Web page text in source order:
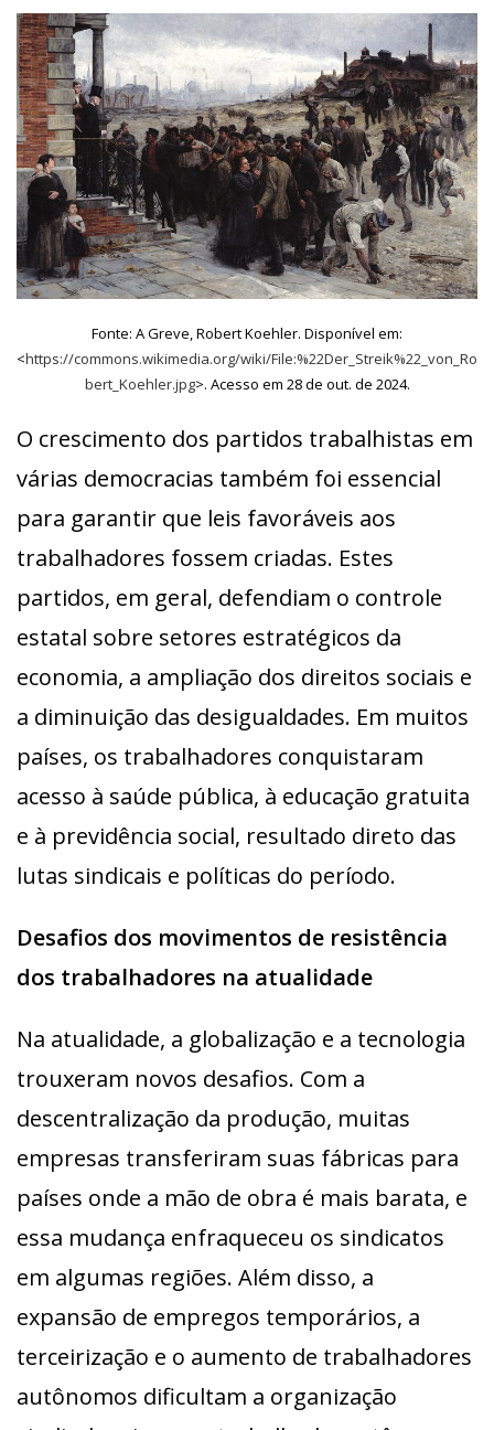
Fonte: A Greve, Robert Koehler. Disponível em:
<https://commons.wikimedia.org/wiki/File:%22Der_Streik%22_von_Ro
bert_Koehler.jpg>. Acesso em 28 de out. de 2024.
O crescimento dos partidos trabalhistas em
várias democracias também foi essencial
para garantir que leis favoráveis aos
trabalhadores fossem criadas. Estes
partidos, em geral, defendiam o controle
estatal sobre setores estratégicos da
economia, a ampliação dos direitos sociais e
a diminuição das desigualdades. Em muitos
países, os trabalhadores conquistaram
acesso à saúde pública, à educação gratuita
e à previdência social, resultado direto das
lutas sindicais e políticas do período.
Desafios dos movimentos de resistência
dos trabalhadores na atualidade
Na atualidade, a globalização e a tecnologia
trouxeram novos desafios. Com a
descentralização da produção, muitas
empresas transferiram suas fábricas para
países onde a mão de obra é mais barata, e
essa mudança enfraqueceu os sindicatos
em algumas regiões. Além disso, a
expansão de empregos temporários, a
terceirização e o aumento de trabalhadores
autônomos dificultam a organização